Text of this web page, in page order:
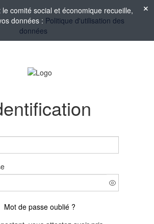
comité social et économique recueille,
données : Politique d'utilisation des
données
Mot de passe oublié ?